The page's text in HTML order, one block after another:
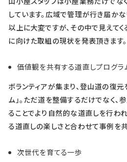
しています。広域で管理が行き届か
以上に大変ですが、その中で見えて
に向けた取組の現状を発表頂きます。
価値観を共有する道直しプログラ
ボランティアが集まり、登山道の復元
ム」。ただ道を整備するだけでなく
ることでより自然的な道直しを行わ
る道直しの楽しさと合わせて事例を共
次世代を育てる一歩